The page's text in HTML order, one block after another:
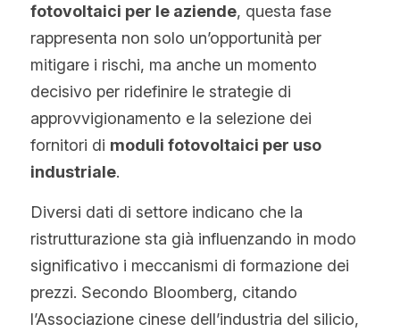
fotovoltaici per le aziende, questa fase
rappresenta non solo un’opportunità per
mitigare i rischi, ma anche un momento
decisivo per ridefinire le strategie di
approvvigionamento e la selezione dei
fornitori di moduli fotovoltaici per uso
industriale.
Diversi dati di settore indicano che la
ristrutturazione sta già influenzando in modo
significativo i meccanismi di formazione dei
prezzi. Secondo Bloomberg, citando
l’Associazione cinese dell’industria del silicio,